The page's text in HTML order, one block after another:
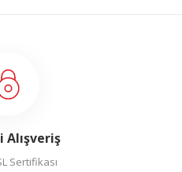
Alışveriş
Sertifikası